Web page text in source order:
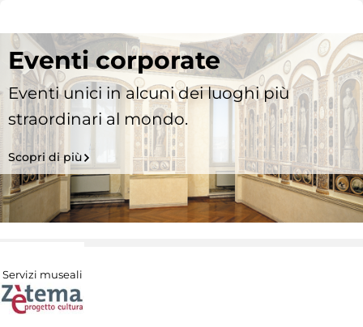
Eventi corporate
Eventi unici in alcuni dei luoghi più
straordinari al mondo.
Scopri di più
Servizi museali